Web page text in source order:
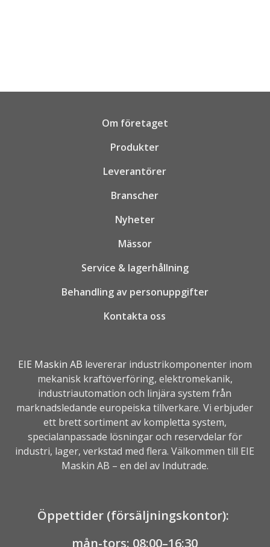
Om företaget
Produkter
Leverantörer
Branscher
Nyheter
Mässor
Service & lagerhållning
Behandling av personuppgifter
Kontakta oss
EIE Maskin AB levererar industrikomponenter inom
mekanisk kraftöverföring, elektromekanik,
industriautomation och linjära system från
marknadsledande europeiska tillverkare. Vi erbjuder
ett brett sortiment av kompletta system,
specialanpassade lösningar och reservdelar för
industri, lager, verkstad med flera. Välkommen till EIE
Maskin AB – en del av Indutrade.
Öppettider (försäljningskontor):
mån-tors: 08:00–16:30